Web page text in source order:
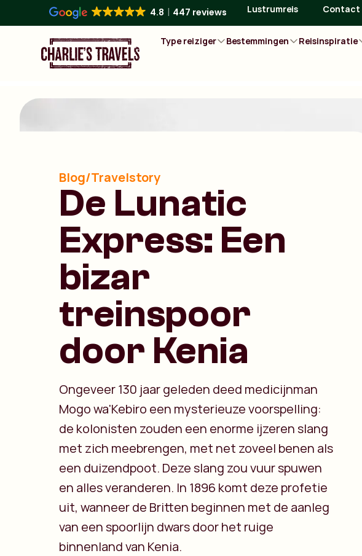
4.8 447 reviews Lustrumreis Contact
Type reiziger Bestemmingen Reisinspiratie
Blog/Travelstory
De Lunatic
Express: Een
bizar
treinspoor
door Kenia
Ongeveer 130 jaar geleden deed medicijnman
Mogo wa'Kebiro een mysterieuze voorspelling:
de kolonisten zouden een enorme ijzeren slang
met zich meebrengen, met net zoveel benen als
een duizendpoot. Deze slang zou vuur spuwen
en alles veranderen. In 1896 komt deze profetie
uit, wanneer de Britten beginnen met de aanleg
van een spoorlijn dwars door het ruige
binnenland van Kenia.